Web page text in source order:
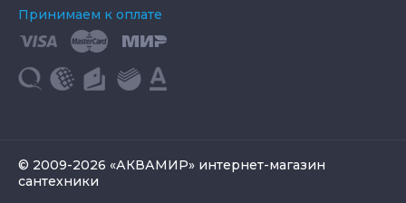
Принимаем к оплате
© 2009-2026 «АКВАМИР» интернет-магазин
сантехники